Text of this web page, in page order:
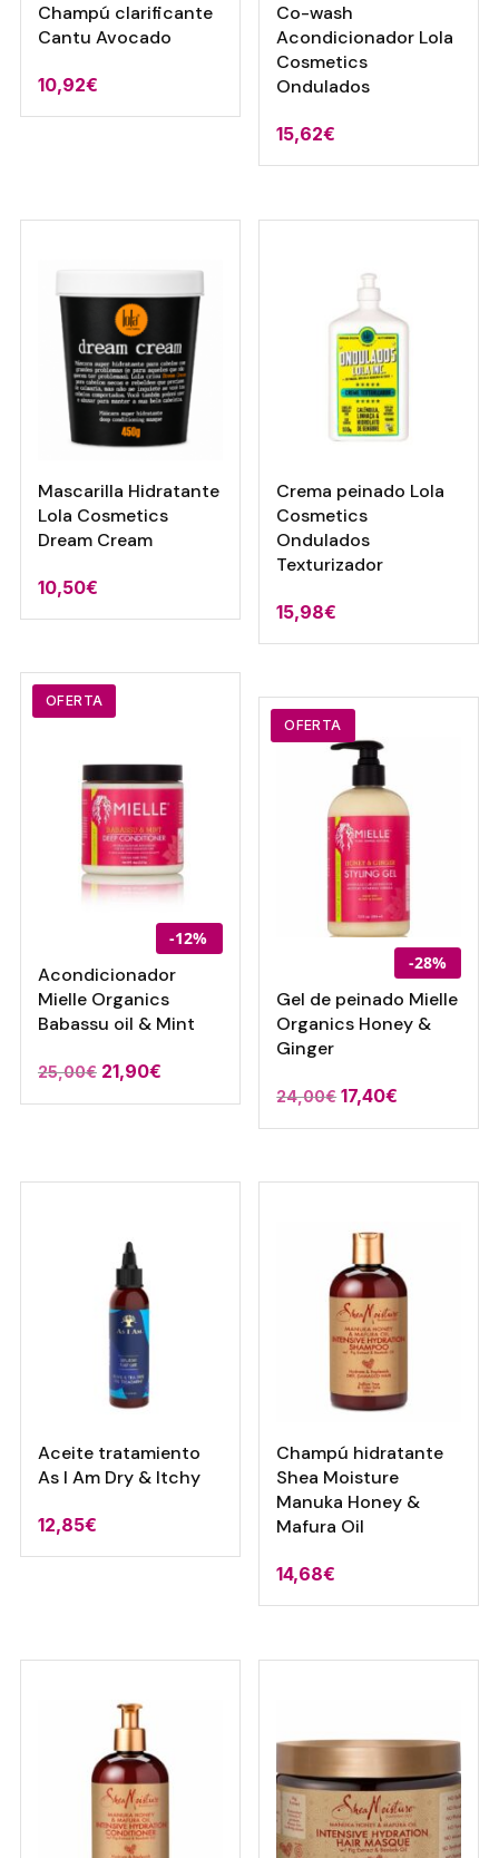
Champú clarificante
Cantu Avocado
10,92€
Co-wash
Acondicionador Lola
Cosmetics
Ondulados
15,62€
Mascarilla Hidratante
Lola Cosmetics
Dream Cream
10,50€
Crema peinado Lola
Cosmetics
Ondulados
Texturizador
15,98€
OFERTA
-12%
Acondicionador
Mielle Organics
Babassu oil & Mint
25,00€ El
precio
25,00€.
21,90€El
precio
21,90€.
OFERTA
-28%
Gel de peinado Mielle
Organics Honey &
Ginger
24,00€ El
precio
era:
17,40€
precio
es:
Aceite tratamiento
As I Am Dry & Itchy
12,85€
Champú hidratante
Shea Moisture
Manuka Honey &
Mafura Oil
14,68€